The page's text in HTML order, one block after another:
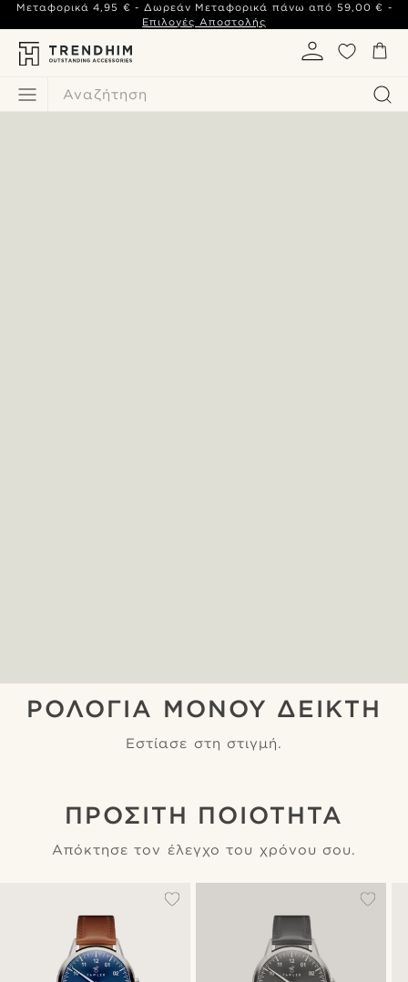
Αναζήτηση
Μεταφορικά 4,95 € - Δωρεάν Μεταφορικά πάνω από 59,00 € -
Επιλογές Αποστολής
ΡΟΛΟΓΙΑ ΜΟΝΟΥ ΔΕΙΚΤΗ
Εστίασε στη στιγμή.
ΠΡΟΣΙΤΗ ΠΟΙΟΤΗΤΑ
Απόκτησε τον έλεγχο του χρόνου σου.